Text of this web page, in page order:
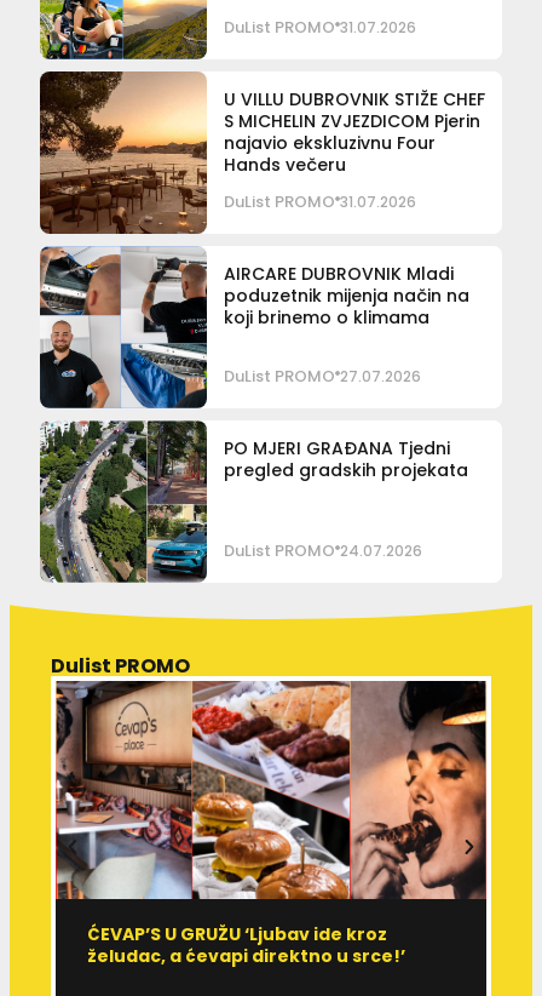
DuList PROMO 31.07.2026
U VILLU DUBROVNIK STIŽE CHEF
S MICHELIN ZVJEZDICOM Pjerin
najavio ekskluzivnu Four
Hands večeru
DuList PROMO 31.07.2026
AIRCARE DUBROVNIK Mladi
poduzetnik mijenja način na
koji brinemo o klimama
DuList PROMO 27.07.2026
PO MJERI GRAĐANA Tjedni
pregled gradskih projekata
DuList PROMO 24.07.2026
Dulist PROMO
ĆEVAP’S U GRUŽU ‘Ljubav ide kroz
želudac, a ćevapi direktno u srce!’